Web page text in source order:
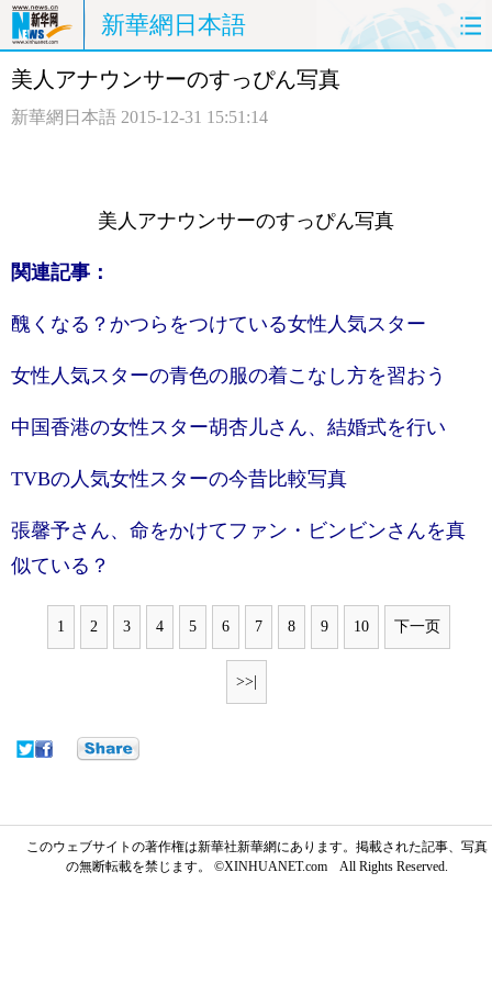
新華網日本語
ホームページ 政治
美人アナウンサーのすっぴん写真
新華網日本語 2015-12-31 15:51:14
美人アナウンサーのすっぴん写真
関連記事：
醜くなる？かつらをつけている女性人気スター
女性人気スターの青色の服の着こなし方を習おう
中国香港の女性スター胡杏儿さん、結婚式を行い
TVBの人気女性スターの今昔比較写真
張馨予さん、命をかけてファン・ビンビンさんを真
似ている？
1 2 3 4 5 6 7 8 9 10 下一页
>>|
このウェブサイトの著作権は新華社新華網にあります。掲載された記事、写真
の無断転載を禁じます。 ©XINHUANET.com All Rights Reserved.